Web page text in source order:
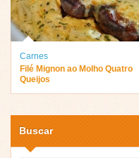
Carnes
Filé Mignon ao Molho Quatro
Queijos
Buscar